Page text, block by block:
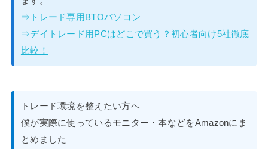
⇒トレード専用BTOパソコン
⇒デイトレード用PCはどこで買う？初心者向け5社徹底
比較！
トレード環境を整えたい方へ
僕が実際に使っているモニター・本などをAmazonにま
とめました